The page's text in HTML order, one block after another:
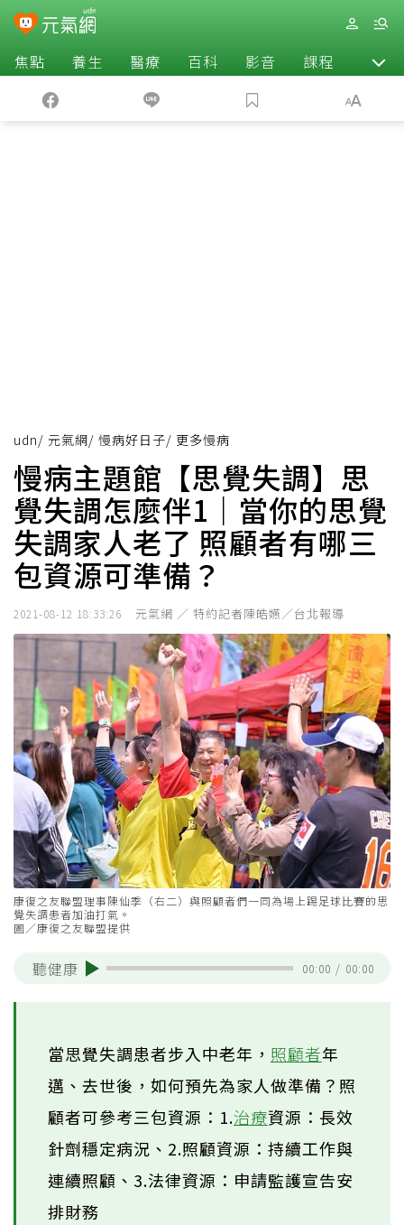
焦點 養生 醫療 百科 影音 課程 退休
udn/ 元氣網/ 慢病好日子/ 更多慢病
慢病主題館【思覺失調】思
覺失調怎麼伴1｜當你的思覺
失調家人老了 照顧者有哪三
包資源可準備？
2021-08-12 18:33:26 元氣網 ／ 特約記者陳皓嬿／台北報導
康復之友聯盟理事陳仙季（右二）與照顧者們一同為場上踢足球比賽的思
覺失調患者加油打氣。
圖／康復之友聯盟提供
聽健康 00:00 / 00:00
當思覺失調患者步入中老年， 照顧者年
邁、去世後，如何預先為家人做準備？照
顧者可參考三包資源：1.治療資源：長效
針劑穩定病況、2.照顧資源：持續工作與
連續照顧、3.法律資源：申請監護宣告安
排財務